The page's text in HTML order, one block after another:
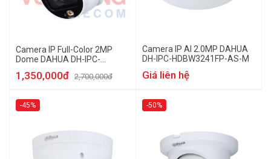
Camera IP Full-Color 2MP
Dome DAHUA DH-IPC-
1,350,000đ 2,700,000đ
Camera IP AI 2.0MP DAHUA
DH-IPC-HDBW3241FP-AS-M
Giá liên hệ
-45% -50%